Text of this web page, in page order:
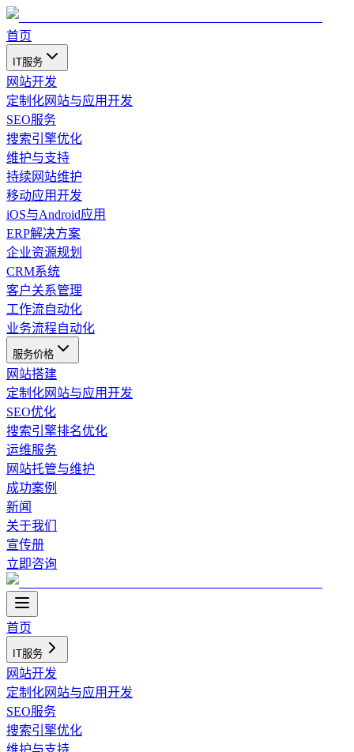
首页
IT服务
网站开发
定制化网站与应用开发
SEO服务
搜索引擎优化
维护与支持
持续网站维护
移动应用开发
iOS与Android应用
ERP解决方案
企业资源规划
CRM系统
客户关系管理
工作流自动化
业务流程自动化
服务价格
网站搭建
定制化网站与应用开发
SEO优化
搜索引擎排名优化
运维服务
网站托管与维护
成功案例
新闻
关于我们
宣传册
立即咨询
首页
IT服务
网站开发
定制化网站与应用开发
SEO服务
搜索引擎优化
维护与支持